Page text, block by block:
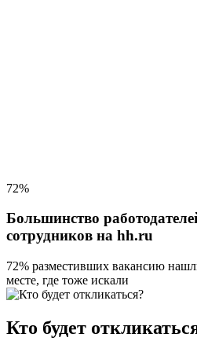
72%
Большинство
сотрудников на hh.ru
72% разместивших вакансию
месте, где тоже искали
Кто будет